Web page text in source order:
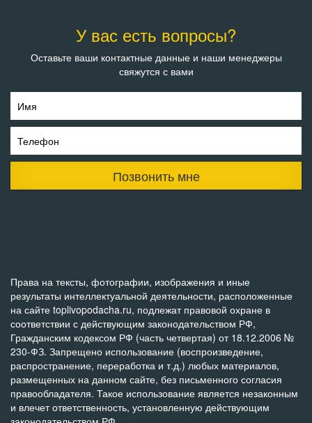
У вас есть вопросы?
Оставьте ваши контактные данные и наши менеджеры
свяжутся с вами
Имя
Телефон
Позвонить мне
Права на тексты, фотографии, изображения и иные
результаты интеллектуальной деятельности, расположенные
на сайте toplivopodacha.ru, подлежат правовой охране в
соответствии с действующим законодательством РФ,
Гражданским кодексом РФ (часть четвертая) от 18.12.2006 №
230-ФЗ. Запрещено использование (воспроизведение,
распространение, переработка и т.д.) любых материалов,
размещенных на данном сайте, без письменного согласия
правообладателя. Такое использование является незаконным
и влечет ответственность, установленную действующим